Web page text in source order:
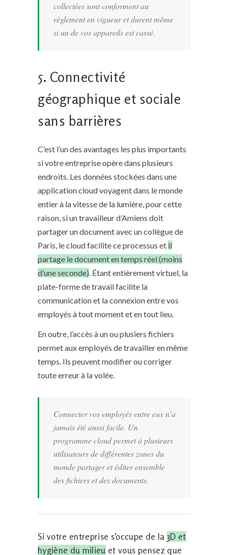
collectées sont conforment au
règlement en vigueur et durent même
si un de vos appareils est cassé.
5. Connectivité
géographique et sociale
sans barrières
C’est l’un des avantages les plus importants
si votre entreprise opère dans plusieurs
endroits. Les données stockées dans une
application cloud voyagent dans le monde
entier à la vitesse de la lumière, pour cette
raison,si un travailleur d’Amiens doit
partager un document avec un collègue de
Paris, le cloud facilite ce processus et il
partage le document en temps réel (moins
d’une seconde). Étant entièrement virtuel, la
plate-forme de travail facilite la
communication et la connexion entre vos
employés à tout moment et en tout lieu.
En outre, l’accès à un ou plusiers fichiers
permet aux employés de travailler en même
temps. Ils peuvent modifier ou corriger
toute erreur à la volée.
Connecter vos employés entre eux n’a
jamais été aussi facile. Un
programme cloud permet à plusieurs
utilisateurs de différentes zones du
monde partager et éditer ensemble
des fichiers et des documents.
Si votre entreprise s’occupe de la 3D et
hygiène du milieu et vous pensez que